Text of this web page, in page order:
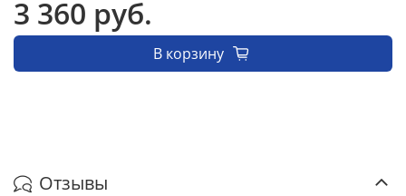
3 360 руб.
В корзину
Отзывы